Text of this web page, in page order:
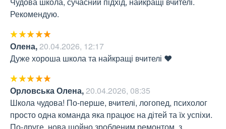
Рекомендую.
Олена,20.04.2026, 12:17
Дуже хороша школа та найкращі вчителі ❤️
Орловська Олена,20.04.2026, 08:35
Школа чудова! По-перше, вчителі, логопед, психолог
просто одна команда яка працює на дітей та їх успіхи.